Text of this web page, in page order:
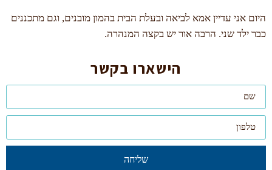
היום אני עדיין אמא לביאה ובעלת הבית בהמון מובנים, וגם מתכננים
כבר ילד שני. הרבה אור יש בקצה המנהרה.
הישארו בקשר
שליחה